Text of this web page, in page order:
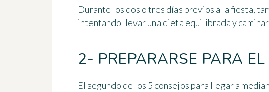
Durante los dos o tres días previos a la fiesta,
intentando llevar una dieta equilibrada y
2- PREPARARSE PARA
El segundo de los 5 consejos para llegar a